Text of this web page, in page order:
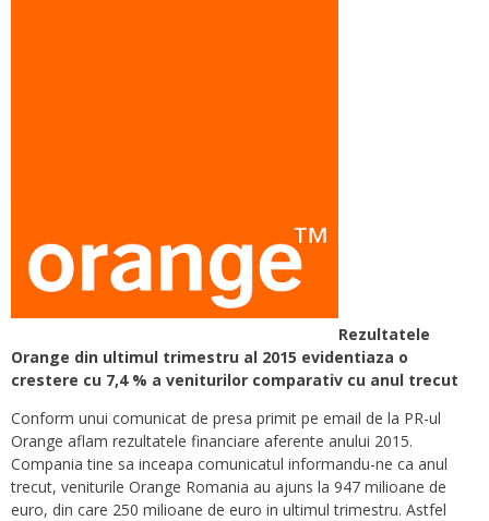
Rezultatele
Orange din ultimul trimestru al 2015 evidentiaza o
crestere cu 7,4 % a veniturilor comparativ cu anul trecut
Conform unui comunicat de presa primit pe email de la PR-ul
Orange aflam rezultatele financiare aferente anului 2015.
Compania tine sa inceapa comunicatul informandu-ne ca anul
trecut, veniturile Orange Romania au ajuns la 947 milioane de
euro, din care 250 milioane de euro in ultimul trimestru. Astfel